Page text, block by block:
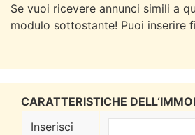
Se vuoi ricevere annunci simili a
modulo sottostante! Puoi inserire
CARATTERISTICHE
Inserisci